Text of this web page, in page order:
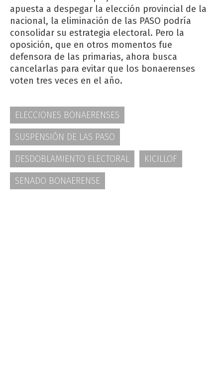
apuesta a despegar la elección provincial de la
nacional, la eliminación de las PASO podría
consolidar su estrategia electoral. Pero la
oposición, que en otros momentos fue
defensora de las primarias, ahora busca
cancelarlas para evitar que los bonaerenses
voten tres veces en el año.
ELECCIONES BONAERENSES
SUSPENSIÓN DE LAS PASO
DESDOBLAMIENTO ELECTORAL
KICILLOF
SENADO BONAERENSE